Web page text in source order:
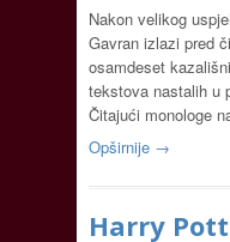
Nakon velikog
Gavran izlazi pred
osamdeset
tekstova nastalih u
Čitajući monologe
Opširnije →
Harry